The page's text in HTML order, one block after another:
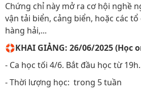
Chứng chỉ này mở ra cơ hội nghề
vận tải biển, cảng biển, hoặc các
hàng hải,...
🛟KHAI GIẢNG: 26/06/2025 (Học
- Ca học tối 4/6. Bắt đầu học từ 19h.
- Thời lượng học: trong 5 tuần